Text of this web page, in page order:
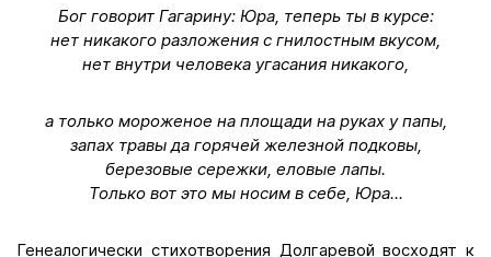
Бог говорит Гагарину: Юра, теперь ты в курсе:
нет никакого разложения с гнилостным вкусом,
нет внутри человека угасания никакого,
а только мороженое на площади на руках у папы,
запах травы да горячей железной подковы,
березовые сережки, еловые лапы.
Только вот это мы носим в себе, Юра...
Генеалогически стихотворения Долгаревой восходят к